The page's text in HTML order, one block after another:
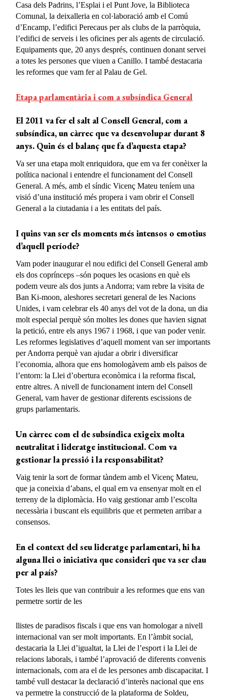
Casa dels Padrins, l’Esplai i el Punt Jove, la Biblioteca
Comunal, la deixalleria en col·laboració amb el Comú
d’Encamp, l’edifici Perecaus per als clubs de la parròquia,
l’edifici de serveis i les oficines per als agents de circulació.
Equipaments que, 20 anys després, continuen donant servei
a totes les persones que viuen a Canillo. I també destacaria
les reformes que vam fer al Palau de Gel.
Etapa parlamentària i com a subsíndica General
El 2011 va fer el salt al Consell General, com a
subsíndica, un càrrec que va desenvolupar durant 8
anys. Quin és el balanç que fa d’aquesta etapa?
Va ser una etapa molt enriquidora, que em va fer conèixer la
política nacional i entendre el funcionament del Consell
General. A més, amb el síndic Vicenç Mateu teníem una
visió d’una institució més propera i vam obrir el Consell
General a la ciutadania i a les entitats del país.
I quins van ser els moments més intensos o emotius
d’aquell període?
Vam poder inaugurar el nou edifici del Consell General amb
els dos coprínceps –són poques les ocasions en què els
podem veure als dos junts a Andorra; vam rebre la visita de
Ban Ki-moon, aleshores secretari general de les Nacions
Unides, i vam celebrar els 40 anys del vot de la dona, un dia
molt especial perquè són moltes les dones que havien signat
la petició, entre els anys 1967 i 1968, i que van poder venir.
Les reformes legislatives d’aquell moment van ser importants
per Andorra perquè van ajudar a obrir i diversificar
l’economia, alhora que ens homologàvem amb els països de
l’entorn: la Llei d’obertura econòmica i la reforma fiscal,
entre altres. A nivell de funcionament intern del Consell
General, vam haver de gestionar diferents escissions de
grups parlamentaris.
Un càrrec com el de subsíndica exigeix molta
neutralitat i lideratge institucional. Com va
gestionar la pressió i la responsabilitat?
Vaig tenir la sort de formar tàndem amb el Vicenç Mateu,
que ja coneixia d’abans, el qual em va ensenyar molt en el
terreny de la diplomàcia. Ho vaig gestionar amb l’escolta
necessària i buscant els equilibris que et permeten arribar a
consensos.
En el context del seu lideratge parlamentari, hi ha
alguna llei o iniciativa que consideri que va ser clau
per al país?
Totes les lleis que van contribuir a les reformes que ens van
permetre sortir de les
llistes de paradisos fiscals i que ens van homologar a nivell
internacional van ser molt importants. En l’àmbit social,
destacaria la Llei d’igualtat, la Llei de l’esport i la Llei de
relacions laborals, i també l’aprovació de diferents convenis
internacionals, com ara el de les persones amb discapacitat. I
també vull destacar la declaració d’interès nacional que ens
va permetre la construcció de la plataforma de Soldeu,